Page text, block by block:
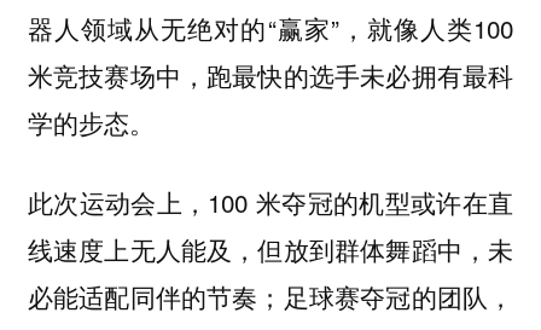
器人领域从无绝对的“赢家”，就像人类100
米竞技赛场中，跑最快的选手未必拥有最科
学的步态。
此次运动会上，100 米夺冠的机型或许在直
线速度上无人能及，但放到群体舞蹈中，未
必能适配同伴的节奏；足球赛夺冠的团队，